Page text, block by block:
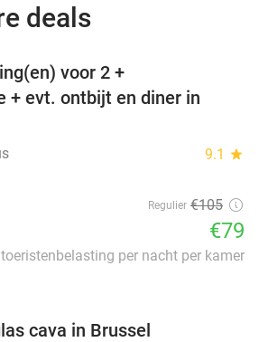
deals
voor 2 +
+ evt. ontbijt en diner in
9.1 star
Regulier €105
€79
per nacht per kamer
cava in Brussel